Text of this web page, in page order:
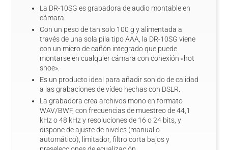
La DR-10SG es grabadora de audio montable en
cámara.
Con un peso de tan solo 100 g y alimentada a
través de una sola pila tipo AAA, la DR-10SG viene
con un micro de cañón integrado que puede
montarse en cualquier cámara con conexión «hot
shoe».
Es un producto ideal para añadir sonido de calidad
a las grabaciones de vídeo hechas con DSLR.
La grabadora crea archivos mono en formato
WAV/BWF, con frecuencias de muestreo de 44,1
kHz o 48 kHz y resoluciones de 16 o 24 bits, y
dispone de ajuste de niveles (manual o
automático), limitador, filtro corta bajos y